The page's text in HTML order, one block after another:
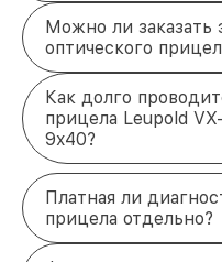
Можно ли заказать
оптического
Как долго
прицела Leupold
9x40?
Платная ли
прицела отдельно?